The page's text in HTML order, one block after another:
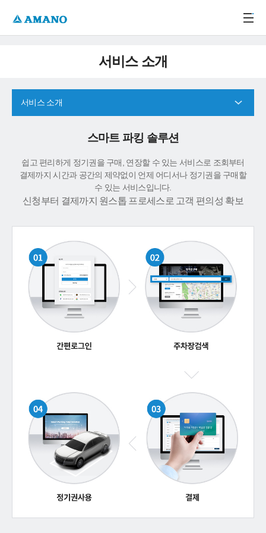
서비스 소개
서비스 소개
스마트 파킹 솔루션
쉽고 편리하게 정기권을 구매, 연장할 수 있는 서비스로 조회부터
결제까지 시간과 공간의 제약없이 언제 어디서나 정기권을 구매할
수 있는 서비스입니다.
신청부터 결제까지 원스톱 프로세스로 고객 편의성 확보